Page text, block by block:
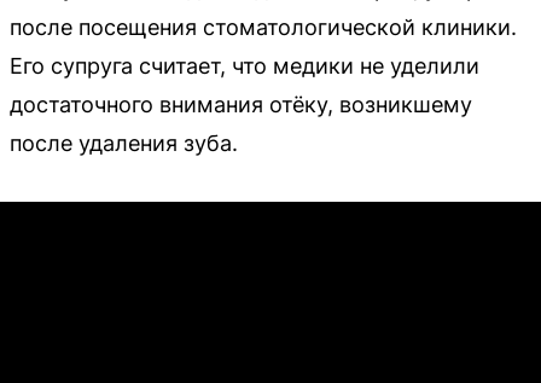
после посещения стоматологической клиники.
Его супруга считает, что медики не уделили
достаточного внимания отёку, возникшему
после удаления зуба.